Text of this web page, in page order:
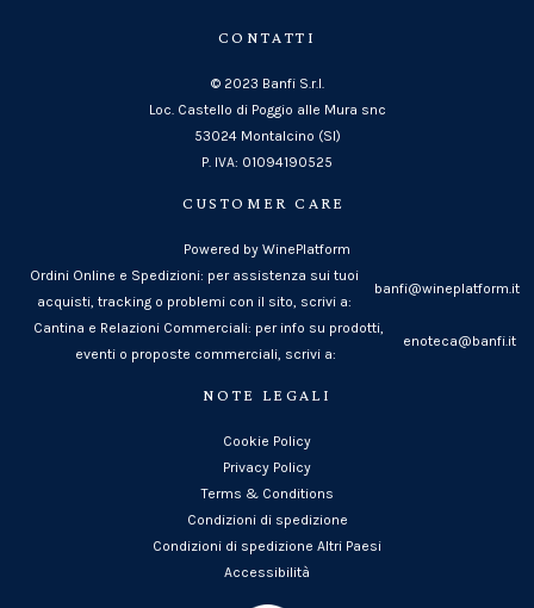
CONTATTI
© 2023 Banfi S.r.l.
Loc. Castello di Poggio alle Mura snc
53024 Montalcino (SI)
P. IVA: 01094190525
CUSTOMER CARE
Powered by WinePlatform
Ordini Online e Spedizioni: per assistenza sui tuoi
acquisti, tracking o problemi con il sito, scrivi a:
banfi@wineplatform.it
Cantina e Relazioni Commerciali: per info su prodotti,
eventi o proposte commerciali, scrivi a:
enoteca@banfi.it
NOTE LEGALI
Cookie Policy
Privacy Policy
Terms & Conditions
Condizioni di spedizione
Condizioni di spedizione Altri Paesi
Accessibilità